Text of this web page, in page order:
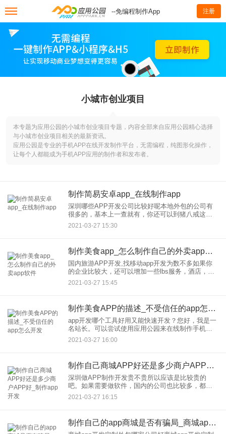
--免编程制作App 注册
小城市创业项目
本专题为应用公园的小城市创业项目专题，内容全部来自应用公园精心选择
与小城市创业项目相关的最新资讯。
应用公园是专业的手机APP在线开发制作平台，无需编程，纯图形化操作，
让每个人都能成为手机APP应用的制作者和发布者。
制作简易安卓app_在线制作app
深圳哪些APP开发公司比较好呢本地外包的公司有
很多的，基本上一查就有，你还可以到猪八戒这些
上面去搜一下，更加多；2.做APP其实不一定要在本
地找，这个本地找制作商已经是几年前的的方案
2021-03-27 15:30
制作美食app_怎么制作自己的外卖app软件
国内旅游APP开发,找移动app开发为数不多如果你
的企业比较大，还可以增加一些lbs服务，酒店，美
食，车票等附件服务。欢迎一起来交流关于怎么去
开发旅游APP吧！其实开发一个简单的旅游类APP
2021-03-27 15:45
制作美食APP的描述_不受信任的app怎么开发
app开发哪个工具好用又能快速开发？您好，我是一
名站长。可以尝试使用应用公园来在线制作手机
APP1.这个网站无需编程和代码，小白用户也能在线
开发app；2.功能很多，只要不是很复杂的APP，一
2021-03-27 16:00
制作自己商城APP好还是多少商户APP好_制作app开发
深圳做APP制作开发贵不贵所以应该是比较贵的
吧。如果需要做软件，国内的公司也比较多，都可
以看一看，对比对比在做之前可以考虑好功能需
求，这样可以更好的跟软件公司沟通然后签订如软
2021-03-27 16:15
制作自己的app商城是否有骗局_商城app开发要多久